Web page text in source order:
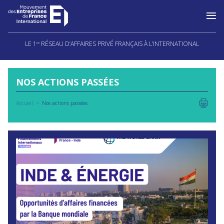
Aller
LE 1 ER RÉSEAU D’AFFAIRES PRIVÉ FRANÇAIS À L’INTERNATIONAL
NOS ACTIONS PASSÉES
Accueil Nos actions passées